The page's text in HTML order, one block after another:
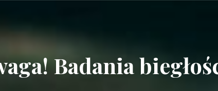
Badania